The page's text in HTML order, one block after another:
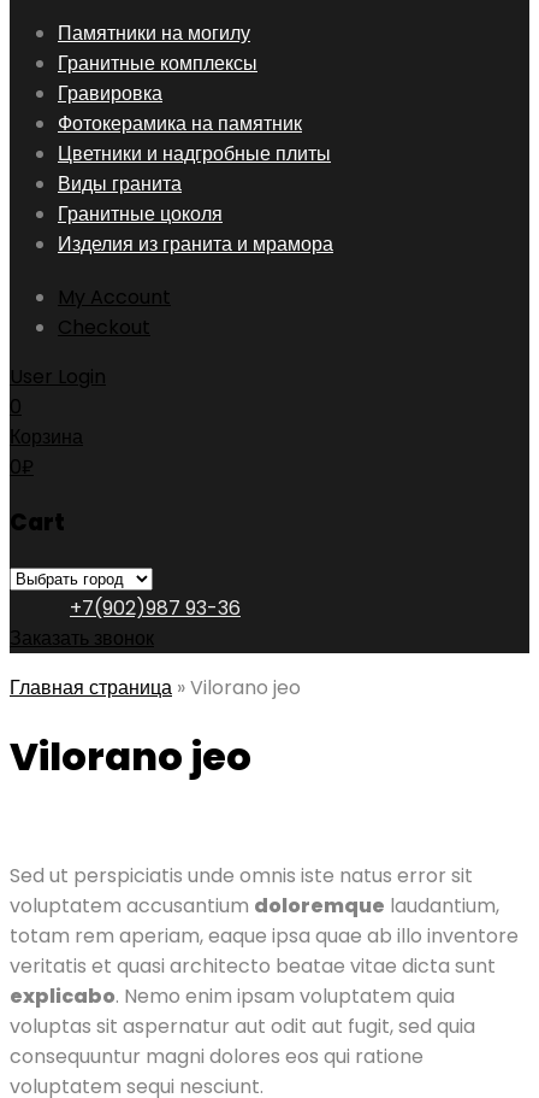
Skip
content
Памятники на могилу
Гранитные комплексы
Гравировка
Фотокерамика на памятник
Цветники и надгробные плиты
Виды гранита
Гранитные цоколя
Изделия из гранита и мрамора
My Account
Checkout
User Login
0
Корзина
0₽
Cart
+7(902)987 93-36
Заказать звонок
Главная страница »Vilorano jeo
Vilorano jeo
Sed ut perspiciatis unde omnis iste natus error sit
voluptatem accusantium doloremque laudantium,
totam rem aperiam, eaque ipsa quae ab illo inventore
veritatis et quasi architecto beatae vitae dicta sunt
explicabo. Nemo enim ipsam voluptatem quia
voluptas sit aspernatur aut odit aut fugit, sed quia
consequuntur magni dolores eos qui ratione
voluptatem sequi nesciunt.